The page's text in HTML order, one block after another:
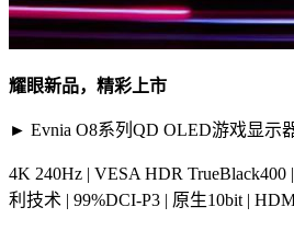
耀眼新品，精彩上市
► Evnia O8系列QD OLED游戏显示
4K 240Hz | VESA HDR TrueBlack400
利技术 | 99%DCI-P3 | 原生10bit |